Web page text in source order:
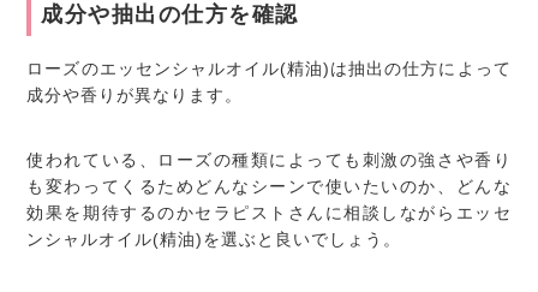
成分や抽出の仕方を確認
ローズのエッセンシャルオイル(精油)は抽出の仕方によって
成分や香りが異なります。
使われている、ローズの種類によっても刺激の強さや香り
も変わってくるためどんなシーンで使いたいのか、どんな
効果を期待するのかセラピストさんに相談しながらエッセ
ンシャルオイル(精油)を選ぶと良いでしょう。